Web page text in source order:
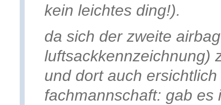
kein leichtes ding!).
da sich der zweite
luftsackkennzeichnung)
und dort auch
fachmannschaft: gab es